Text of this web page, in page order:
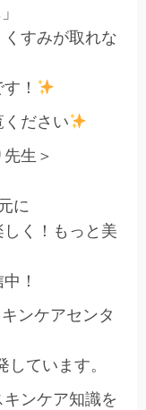
くすみが取れな
！
ださい
生＞
に
しく！もっと美
！
ンケアセンタ
ています。
ンケア知識を